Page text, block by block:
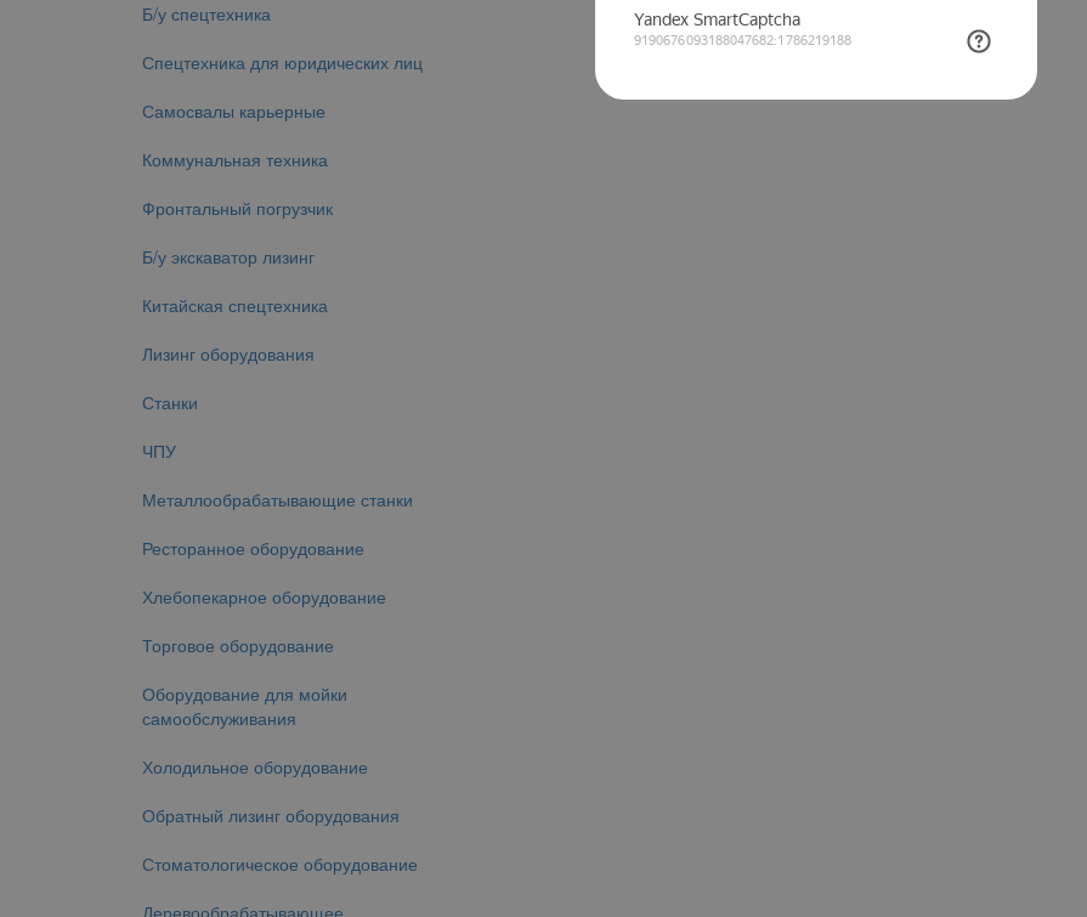
Б/у спецтехника
Спецтехника для юридических лиц
Самосвалы карьерные
Коммунальная техника
Фронтальный погрузчик
Б/у экскаватор лизинг
Китайская спецтехника
Лизинг оборудования
Станки
ЧПУ
Металлообрабатывающие станки
Ресторанное оборудование
Хлебопекарное оборудование
Торговое оборудование
Оборудование для мойки
самообслуживания
Холодильное оборудование
Обратный лизинг оборудования
Стоматологическое оборудование